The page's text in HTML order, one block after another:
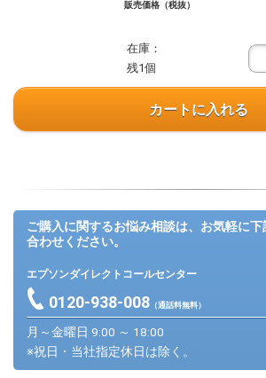
販売価格（税抜）
在庫：
残1個
カートに入れる
ご購入に関するお悩み相談は、お気軽に
合わせください。
エプソンダイレクトコールセンター
0120-938-008（通話料無料）
月～金曜日 9:00 ～ 18:00
※祝日・当社指定休日は除く。